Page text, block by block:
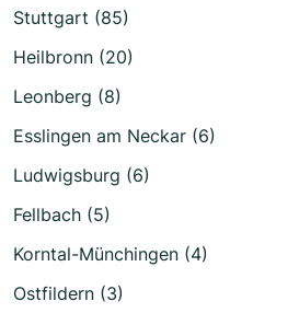
Stuttgart (85)
Heilbronn (20)
Leonberg (8)
Esslingen am Neckar (6)
Ludwigsburg (6)
Fellbach (5)
Korntal-Münchingen (4)
Ostfildern (3)